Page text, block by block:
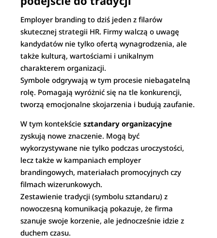
Employer branding to dziś jeden z filarów
skutecznej strategii HR. Firmy walczą o uwagę
kandydatów nie tylko ofertą wynagrodzenia, ale
także kulturą, wartościami i unikalnym
charakterem organizacji.
Symbole odgrywają w tym procesie niebagatelną
rolę. Pomagają wyróżnić się na tle konkurencji,
tworzą emocjonalne skojarzenia i budują zaufanie.
W tym kontekściesztandary organizacyjne
zyskują nowe znaczenie. Mogą być
wykorzystywane nie tylko podczas uroczystości,
lecz także w kampaniach employer
brandingowych, materiałach promocyjnych czy
filmach wizerunkowych.
Zestawienie tradycji (symbolu sztandaru) z
nowoczesną komunikacją pokazuje, że firma
szanuje swoje korzenie, ale jednocześnie idzie z
duchem czasu.